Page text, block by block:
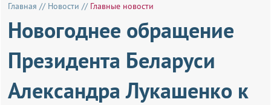
Главная // Новости // Главные новости
Новогоднее обращение
Президента Беларуси
Александра Лукашенко к